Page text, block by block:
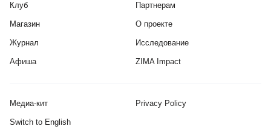
Клуб
Магазин
Журнал
Афиша
Партнерам
О проекте
Исследование
ZIMA Impact
Медиа-кит Privacy Policy
Switch to English